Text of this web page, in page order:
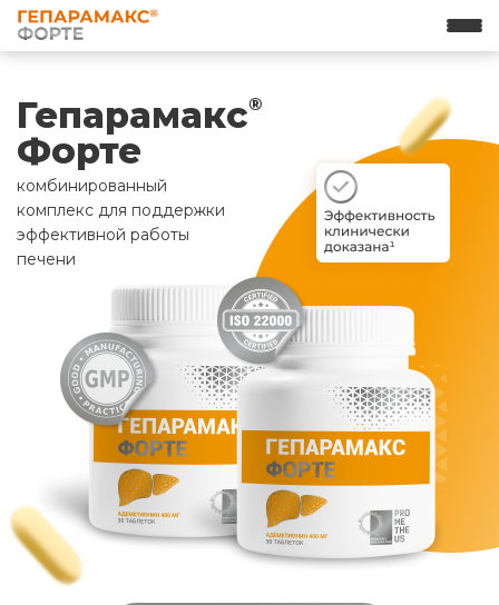
Гепарамакс®
Форте
комбинированный
комплекс для поддержки
эффективной работы
печени